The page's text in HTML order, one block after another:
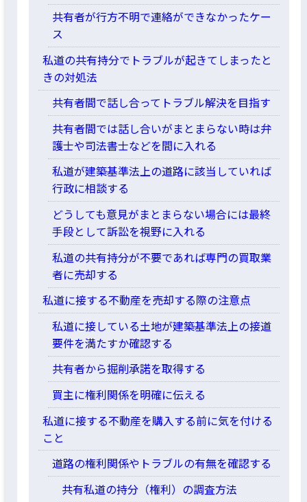
共有者が行方不明で連絡ができなかったケー
ス
私道の共有持分でトラブルが起きてしまったと
きの対処法
共有者間で話し合ってトラブル解決を目指す
共有者間では話し合いがまとまらない時は弁
護士や司法書士などを間に入れる
私道が建築基準法上の道路に該当していれば
行政に相談する
どうしても意見がまとまらない場合には最終
手段として訴訟を視野に入れる
私道の共有持分が不要であれば専門の買取業
者に売却する
私道に接する不動産を売却する際の注意点
私道に接している土地が建築基準法上の接道
要件を満たすか確認する
共有者から掘削承諾を取得する
買主に権利関係を明確に伝える
私道に接する不動産を購入する前に気を付ける
こと
道路の権利関係やトラブルの有無を確認する
共有私道の持分（権利）の調査方法